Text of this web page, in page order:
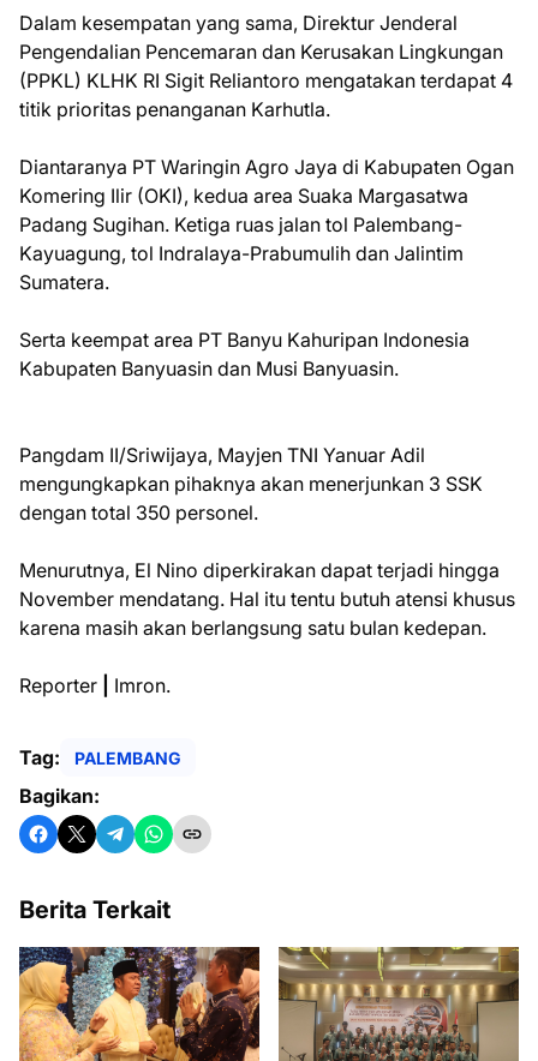
Dalam kesempatan yang sama, Direktur Jenderal
Pengendalian Pencemaran dan Kerusakan Lingkungan
(PPKL) KLHK RI Sigit Reliantoro mengatakan terdapat 4
titik prioritas penanganan Karhutla.
Diantaranya PT Waringin Agro Jaya di Kabupaten Ogan
Komering Ilir (OKI), kedua area Suaka Margasatwa
Padang Sugihan. Ketiga ruas jalan tol Palembang-
Kayuagung, tol Indralaya-Prabumulih dan Jalintim
Sumatera.
Serta keempat area PT Banyu Kahuripan Indonesia
Kabupaten Banyuasin dan Musi Banyuasin.
Pangdam II/Sriwijaya, Mayjen TNI Yanuar Adil
mengungkapkan pihaknya akan menerjunkan 3 SSK
dengan total 350 personel.
Menurutnya, El Nino diperkirakan dapat terjadi hingga
November mendatang. Hal itu tentu butuh atensi khusus
karena masih akan berlangsung satu bulan kedepan.
Reporter Imron.
Tag: PALEMBANG
Bagikan:
Berita Terkait